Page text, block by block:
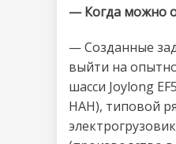
— Когда можно
— Созданные
выйти на
шасси Joylong
НАН), типовой